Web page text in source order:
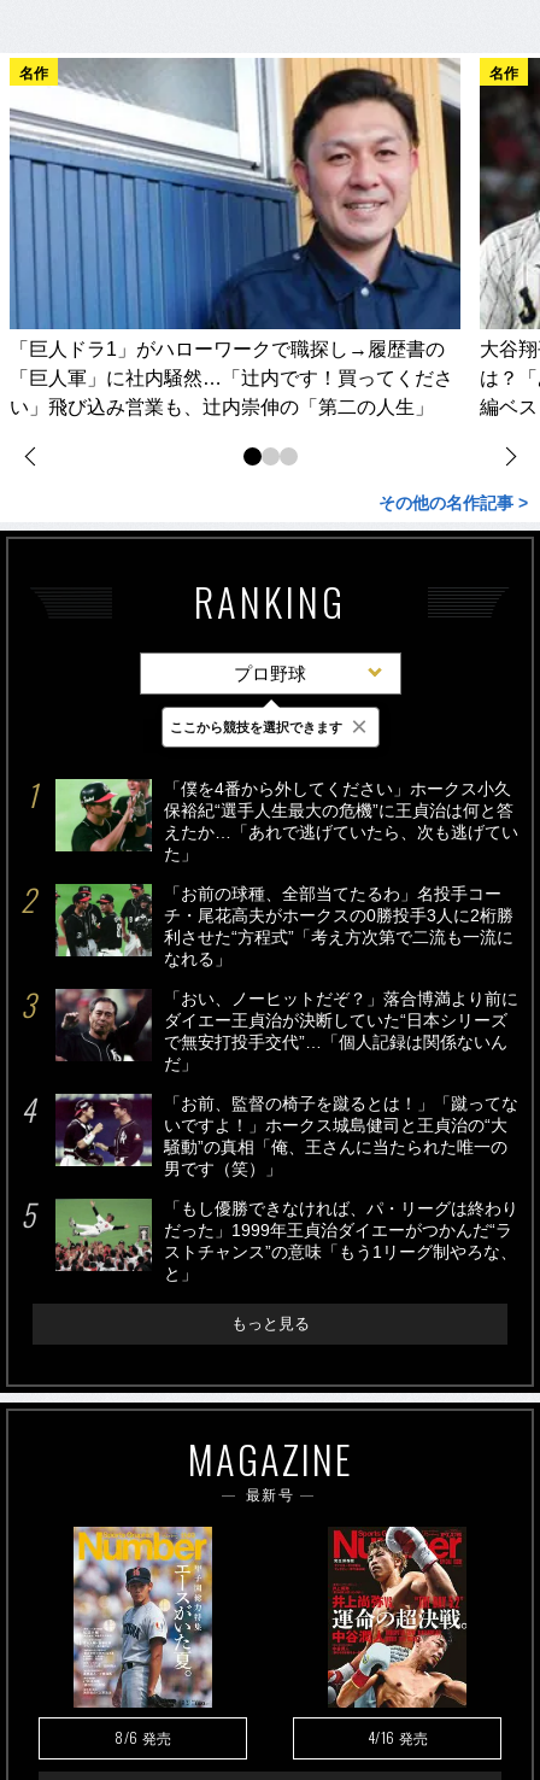
名作
「巨人ドラ1」がハローワークで職探し→履歴書の
「巨人軍」に社内騒然…「辻内です！買ってくださ
い」飛び込み営業も、辻内崇伸の「第二の人生」
名作
大谷
は？
編ベ
その他の名作記事 >
RANKING
プロ野球
最新 24時間 週間
「僕を4番から外してください」ホークス小久
保裕紀“選手人生最大の危機”に王貞治は何と答
えたか…「あれで逃げていたら、次も逃げてい
た」
「お前の球種、全部当てたるわ」名投手コー
チ・尾花高夫がホークスの0勝投手3人に2桁勝
利させた“方程式”「考え方次第で二流も一流に
なれる」
「おい、ノーヒットだぞ？」落合博満より前に
ダイエー王貞治が決断していた“日本シリーズ
で無安打投手交代”…「個人記録は関係ないん
だ」
「お前、監督の椅子を蹴るとは！」「蹴ってな
いですよ！」ホークス城島健司と王貞治の“大
騒動”の真相「俺、王さんに当たられた唯一の
男です（笑）」
「もし優勝できなければ、パ・リーグは終わり
だった」1999年王貞治ダイエーがつかんだ“ラ
ストチャンス”の意味「もう1リーグ制やろな、
と」
もっと見る
MAGAZINE
最新号
8/6 発売 4/16 発売
ここから競技を選択できます ×